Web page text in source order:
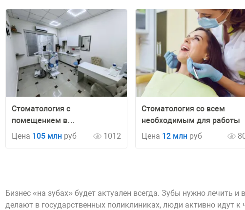
Стоматология с
помещением в
собственности, 145 м²
Цена 105 млн руб 1012
Стоматология со всем
необходимым для работы
Цена 12 млн руб
Бизнес «на зубах» будет актуален всегда. Зубы нужно лечить
делают в государственных поликлиниках, люди активно идут к